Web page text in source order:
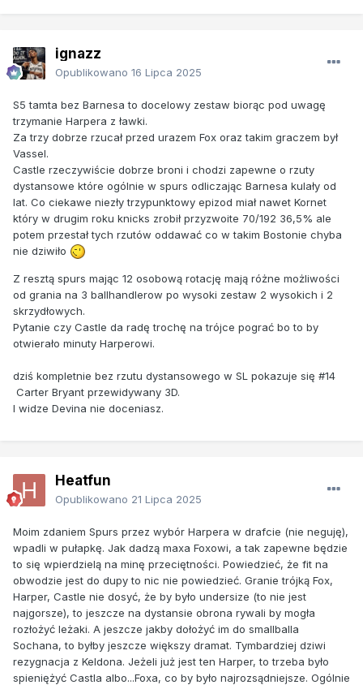
ignazz
Opublikowano 16 Lipca 2025
S5 tamta bez Barnesa to docelowy zestaw biorąc pod uwagę
trzymanie Harpera z ławki.
Za trzy dobrze rzucał przed urazem Fox oraz takim graczem był
Vassel.
Castle rzeczywiście dobrze broni i chodzi zapewne o rzuty
dystansowe które ogólnie w spurs odliczając Barnesa kulały od
lat. Co ciekawe niezły trzypunktowy epizod miał nawet Kornet
który w drugim roku knicks zrobił przyzwoite 70/192 36,5% ale
potem przestał tych rzutów oddawać co w takim Bostonie chyba
nie dziwiło
Z resztą spurs mając 12 osobową rotację mają różne możliwości
od grania na 3 ballhandlerow po wysoki zestaw 2 wysokich i 2
skrzydłowych.
Pytanie czy Castle da radę trochę na trójce pograć bo to by
otwierało minuty Harperowi.
dziś kompletnie bez rzutu dystansowego w SL pokazuje się #14
Carter Bryant przewidywany 3D.
I widze Devina nie doceniasz.
Heatfun
Opublikowano 21 Lipca 2025
Moim zdaniem Spurs przez wybór Harpera w drafcie (nie neguję),
wpadli w pułapkę. Jak dadzą maxa Foxowi, a tak zapewne będzie
to się wpierdzielą na minę przeciętności. Powiedzieć, że fit na
obwodzie jest do dupy to nic nie powiedzieć. Granie trójką Fox,
Harper, Castle nie dosyć, że by było undersize (to nie jest
najgorsze), to jeszcze na dystansie obrona rywali by mogła
rozłożyć leżaki. A jeszcze jakby dołożyć im do smallballa
Sochana, to byłby jeszcze większy dramat. Tymbardziej dziwi
rezygnacja z Keldona. Jeżeli już jest ten Harper, to trzeba było
spieniężyć Castla albo...Foxa, co by było najrozsądniejsze. Ogólnie